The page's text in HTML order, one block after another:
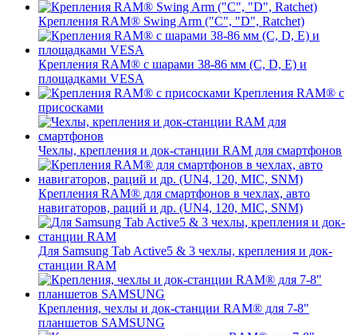
Крепления RAM® Swing Arm ("C", "D", Ratchet)
Крепления RAM® с шарами 38-86 мм (C, D, E) и
площадками VESA
Крепления RAM® с
присосками
Чехлы, крепления и док-станции RAM для смартфонов
Крепления RAM® для смартфонов в чехлах, авто
навигаторов, раций и др. (UN4, 120, MIC, SNM)
Для Samsung Tab Active5 & 3 чехлы, крепления и док-
станции RAM
Крепления, чехлы и док-станции RAM® для 7-8"
планшетов SAMSUNG